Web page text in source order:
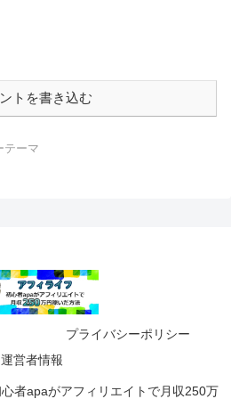
トを書き込む
テーマ
プライバシーポリシー
運営者情報
者apaがアフィリエイトで月収250万